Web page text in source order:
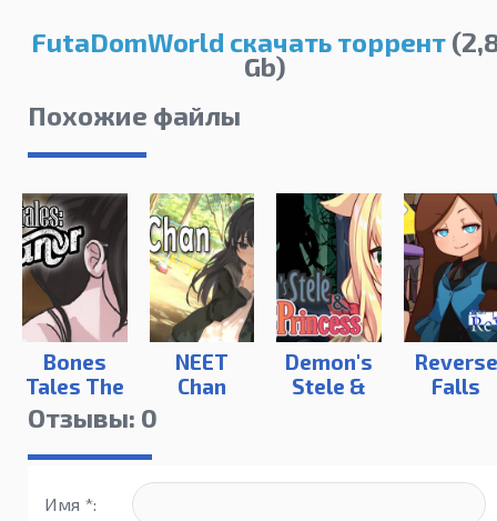
FutaDomWorld скачать торрент
Gb)
Похожие файлы
Bones
Tales The
Manor
NEET
Chan
Demon's
Stele &
Reverse
Falls
Отзывы: 0
Имя *: